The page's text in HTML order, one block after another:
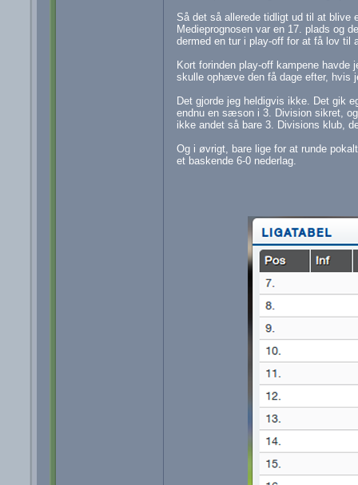
Så det så allerede tidligt ud til at
Medieprognosen var en 17. plads og
dermed en tur i play-off for at få lov til
Kort forinden play-off kampene
skulle ophæve den få dage efter, hvis
Det gjorde jeg heldigvis ikke. Det gik
endnu en sæson i 3. Division sikret,
ikke andet så bare 3. Divisions klub,
Og i øvrigt, bare lige for at runde
et baskende 6-0 nederlag.